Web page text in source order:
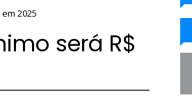
2025
será R$